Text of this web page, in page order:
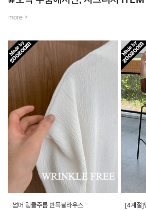
more >
썸머 링클주름 반목블라우스 [4계절]